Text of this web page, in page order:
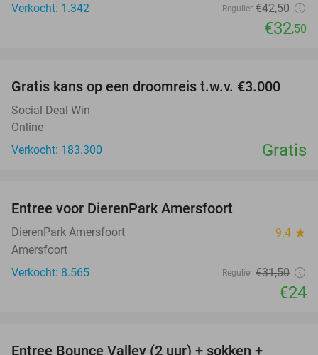
Verkocht: 1.342
Regulier €42,50
€32,50
Gratis kans op een droomreis t.w.v. €3.000
Social Deal Win
Online
Verkocht: 183.300
Gratis
Entree voor DierenPark Amersfoort
DierenPark Amersfoort 9.4 star
Amersfoort
Verkocht: 8.565
Regulier €31,50
€24
Entree Bounce Valley (2 uur) + sokken +